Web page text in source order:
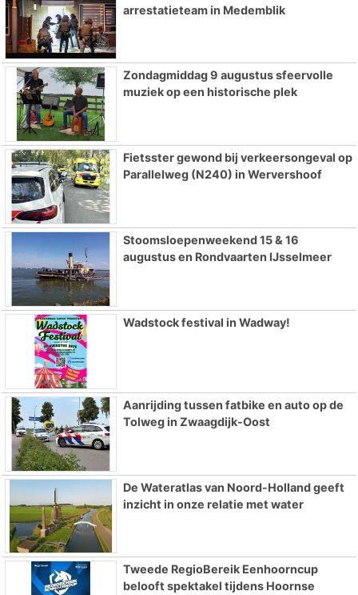
arrestatieteam in Medemblik
Zondagmiddag 9 augustus sfeervolle
muziek op een historische plek
Fietsster gewond bij verkeersongeval op
Parallelweg (N240) in Wervershoof
Stoomsloepenweekend 15 & 16
augustus en Rondvaarten IJsselmeer
Wadstock festival in Wadway!
Aanrijding tussen fatbike en auto op de
Tolweg in Zwaagdijk-Oost
De Wateratlas van Noord-Holland geeft
inzicht in onze relatie met water
Tweede RegioBereik Eenhoorncup
belooft spektakel tijdens Hoornse